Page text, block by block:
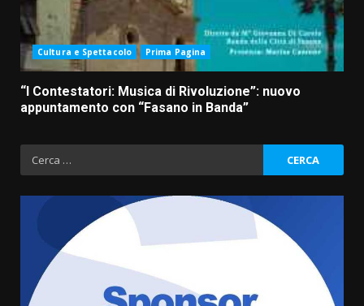
Cultura e Spettacolo Prima Pagina
“I Contestatori: Musica di Rivoluzione”: nuovo
appuntamento con “Fasano in Banda”
Ricerca
per: